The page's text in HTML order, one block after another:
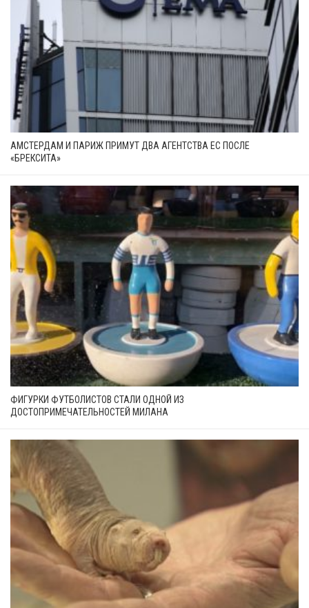
АМСТЕРДАМ И ПАРИЖ ПРИМУТ ДВА АГЕНТСТВА ЕС ПОСЛЕ
«БРЕКСИТА»
ФИГУРКИ ФУТБОЛИСТОВ СТАЛИ ОДНОЙ ИЗ
ДОСТОПРИМЕЧАТЕЛЬНОСТЕЙ МИЛАНА